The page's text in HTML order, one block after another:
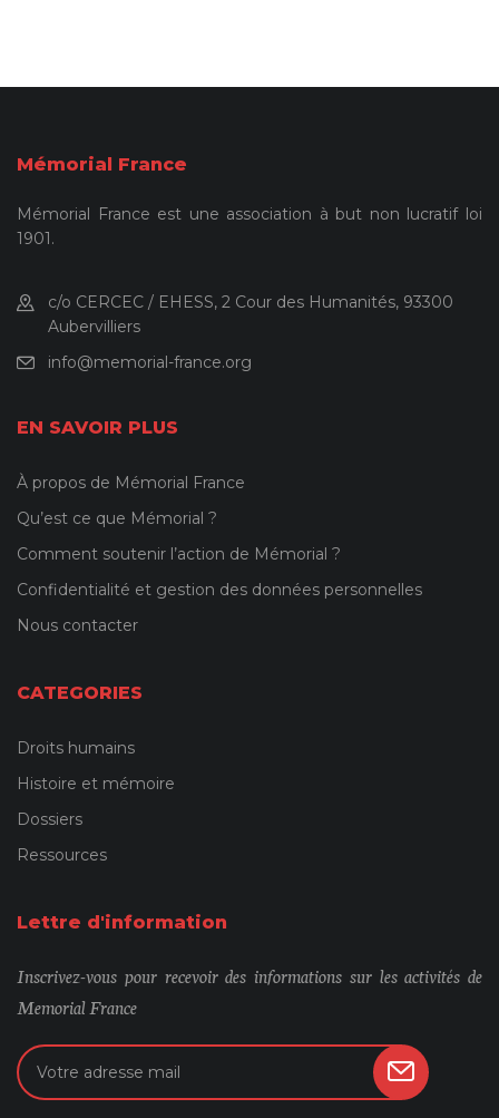
Mémorial France
Mémorial France est une association à but non lucratif loi
1901.
c/o CERCEC / EHESS, 2 Cour des Humanités, 93300
Aubervilliers
info@memorial-france.org
EN SAVOIR PLUS
À propos de Mémorial France
Qu’est ce que Mémorial ?
Comment soutenir l’action de Mémorial ?
Confidentialité et gestion des données personnelles
Nous contacter
CATEGORIES
Droits humains
Histoire et mémoire
Dossiers
Ressources
Lettre d'information
Inscrivez-vous pour recevoir des informations sur les activités de
Memorial France